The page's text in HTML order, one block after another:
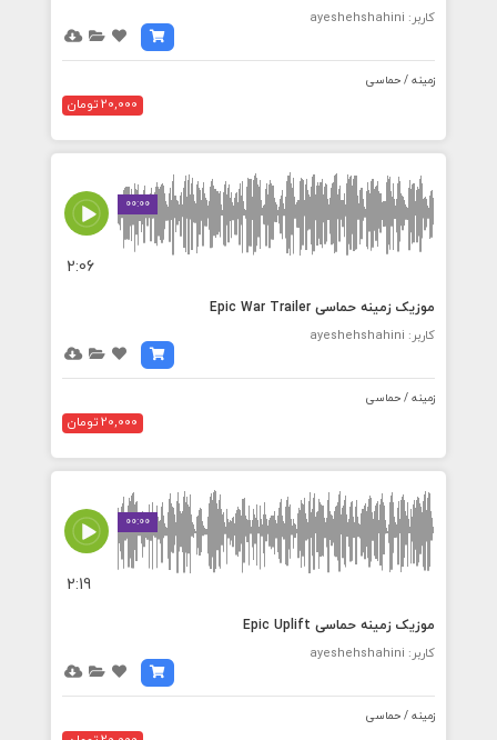
کاربر: ayeshehshahini
زمینه / حماسی
20,000 تومان
00:00
2:06
موزیک زمینه حماسی Epic War Trailer
کاربر: ayeshehshahini
زمینه / حماسی
20,000 تومان
00:00
2:19
موزیک زمینه حماسی Epic Uplift
کاربر: ayeshehshahini
زمینه / حماسی